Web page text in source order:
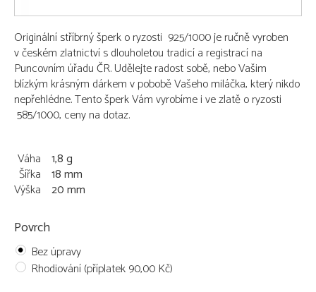
Originální stříbrný šperk o ryzosti 925/1000 je ručně vyroben
v českém zlatnictví s dlouholetou tradicí a registrací na
Puncovním úřadu ČR. Udělejte radost sobě, nebo Vašim
blízkým krásným dárkem v pobobě Vašeho miláčka, který nikdo
nepřehlédne. Tento šperk Vám vyrobíme i ve zlatě o ryzosti
585/1000, ceny na dotaz.
Váha 1,8 g
Šířka 18 mm
Výška 20 mm
Povrch
Bez úpravy
Rhodiování (příplatek 90,00 Kč)